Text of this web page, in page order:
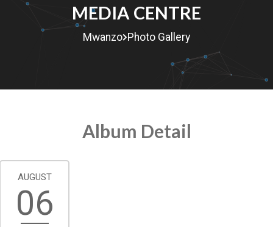
MEDIA CENTRE
Mwanzo Photo Gallery
Album Detail
AUGUST
06